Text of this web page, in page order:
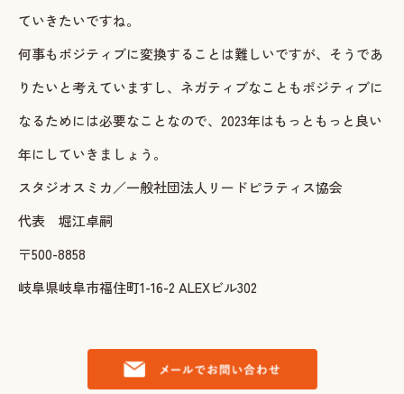
ていきたいですね。
何事もポジティブに変換することは難しいですが、そうであ
りたいと考えていますし、ネガティブなこともポジティブに
なるためには必要なことなので、2023年はもっともっと良い
年にしていきましょう。
スタジオスミカ／一般社団法人リードピラティス協会
代表 堀江卓嗣
〒500-8858
岐阜県岐阜市福住町1-16-2 ALEXビル302